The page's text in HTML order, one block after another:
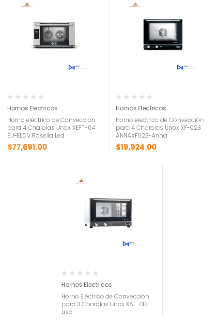
Hornos Electricos
Horno eléctrico de Convección
para 4 Charolas Unox XEFT-04
EU-ELDV Rosella Led
$77,691.00
Hornos Electricos
Horno electrico de Convección
para 4 Charolas Unox XF-023
ANNAXF023-Anna
$19,924.00
Hornos Electricos
Horno Eléctrico de Convección
para 3 Charolas Unox XAF-013-
Lisa